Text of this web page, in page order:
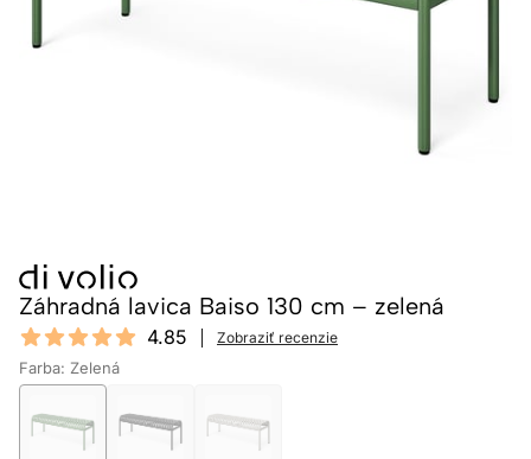
Záhradná lavica Baiso 130 cm – zelená
Reviews
4.85 out of 5 stars 4.85 Zobraziť recenzie
Farba: Zelená